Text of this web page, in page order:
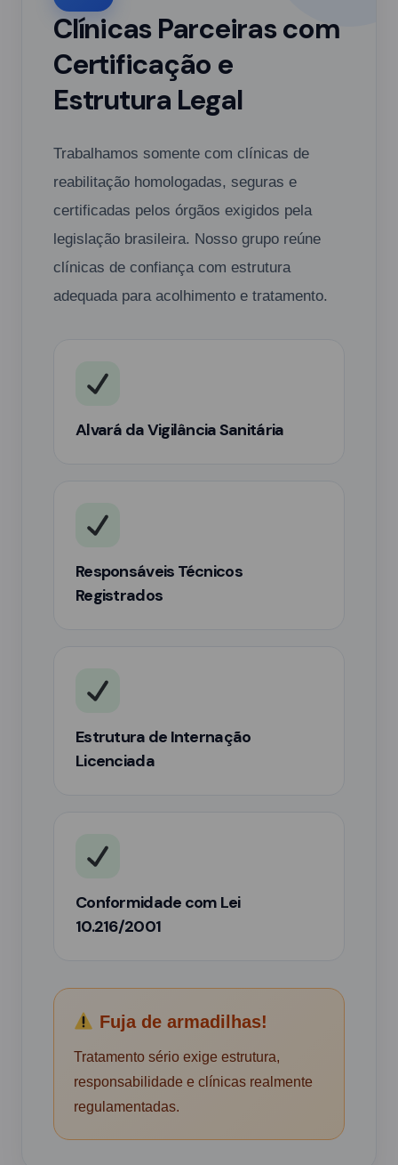
Clínicas Parceiras com
Certificação e
Estrutura Legal
Trabalhamos somente com clínicas de
reabilitação homologadas, seguras e
certificadas pelos órgãos exigidos pela
legislação brasileira. Nosso grupo reúne
clínicas de confiança com estrutura
adequada para acolhimento e tratamento.
Alvará da Vigilância Sanitária
Responsáveis Técnicos
Registrados
Estrutura de Internação
Licenciada
Conformidade com Lei
10.216/2001
Fuja de armadilhas!
Tratamento sério exige estrutura,
responsabilidade e clínicas realmente
regulamentadas.